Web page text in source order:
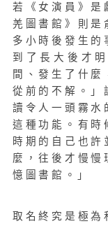
若《女演員》是
羌圖書館》則是
多小時後發生的
到了長大後才
間、發生了什麼
從前的不解。」
讀令人一頭霧水
這種功能。有時
時期的自己也許
麼，往後才慢慢
憶圖書館。」
取名終究是極為